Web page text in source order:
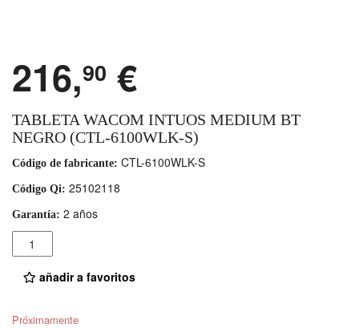
216,90 €
TABLETA WACOM INTUOS MEDIUM BT
NEGRO (CTL-6100WLK-S)
Código de fabricante: CTL-6100WLK-S
Código Qi: 25102118
Garantía: 2 años
Cantidad
añadir a favoritos
Próximamente